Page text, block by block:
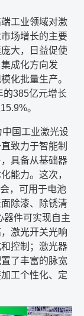
工业领域对激
场增长的主要
大，日益促使
成化方向发
化批量生产。
的385亿元增长
15.9%。
国工业激光设
致力于智能制
具备从基础器
能力。这次，
，可用于电池
除漆、除锈清
器件可实现自主
激光开关光响
控制；激光器
了丰富的脉宽
工个性化、定